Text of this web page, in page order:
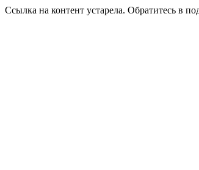
Ссылка на контент устарела. Обратитесь в